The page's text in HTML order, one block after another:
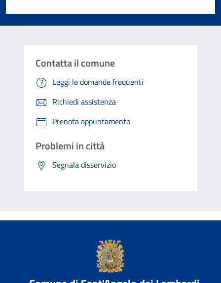
Contatta il comune
Leggi le domande frequenti
Richiedi assistenza
Prenota appuntamento
Problemi in città
Segnala disservizio